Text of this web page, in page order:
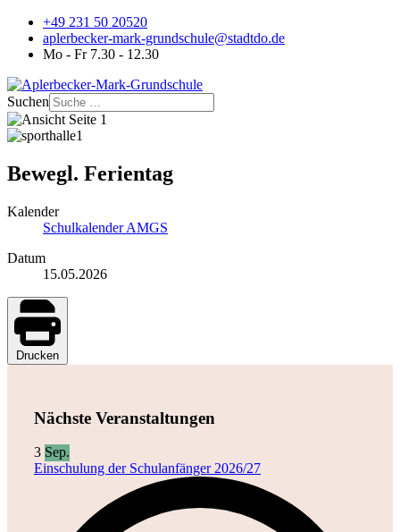
+49 231 50 20520
aplerbecker-mark-grundschule@stadtdo.de
Mo - Fr 7.30 - 12.30
Suchen
Bewegl. Ferientag
Kalender
Schulkalender AMGS
Datum
15.05.2026
Drucken
Nächste Veranstaltungen
3 Sep.
Einschulung der Schulanfänger 2026/27